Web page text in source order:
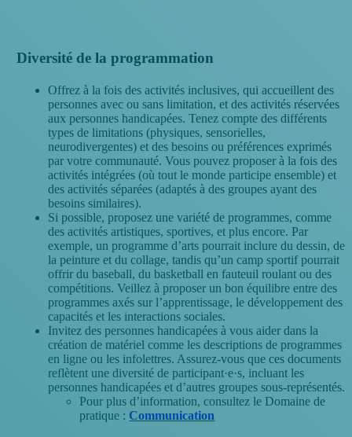
Diversité de la programmation
Offrez à la fois des activités inclusives, qui accueillent des
personnes avec ou sans limitation, et des activités réservées
aux personnes handicapées. Tenez compte des différents
types de limitations (physiques, sensorielles,
neurodivergentes) et des besoins ou préférences exprimés
par votre communauté. Vous pouvez proposer à la fois des
activités intégrées (où tout le monde participe ensemble) et
des activités séparées (adaptés à des groupes ayant des
besoins similaires).
Si possible, proposez une variété de programmes, comme
des activités artistiques, sportives, et plus encore. Par
exemple, un programme d’arts pourrait inclure du dessin, de
la peinture et du collage, tandis qu’un camp sportif pourrait
offrir du baseball, du basketball en fauteuil roulant ou des
compétitions. Veillez à proposer un bon équilibre entre des
programmes axés sur l’apprentissage, le développement des
capacités et les interactions sociales.
Invitez des personnes handicapées à vous aider dans la
création de matériel comme les descriptions de programmes
en ligne ou les infolettres. Assurez-vous que ces documents
reflètent une diversité de participant·e·s, incluant les
personnes handicapées et d’autres groupes sous-représentés.
Pour plus d’information, consultez le Domaine de
pratique : Communication